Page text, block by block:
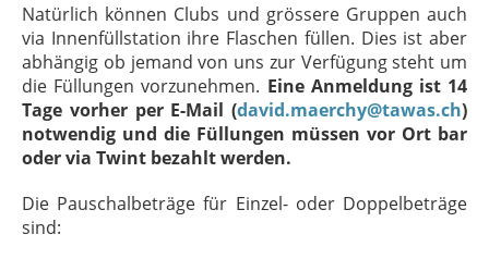
Natürlich können Clubs und grössere Gruppen auch
via Innenfüllstation ihre Flaschen füllen. Dies ist aber
abhängig ob jemand von uns zur Verfügung steht um
die Füllungen vorzunehmen. Eine Anmeldung ist 14
Tage vorher per E-Mail (david.maerchy@tawas.ch)
notwendig und die Füllungen müssen vor Ort bar
oder via Twint bezahlt werden.
Die Pauschalbeträge für Einzel- oder Doppelbeträge
sind: